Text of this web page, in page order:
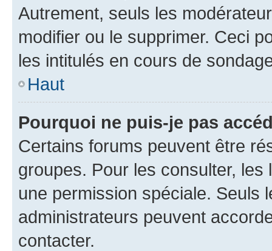
Autrement, seuls les
modifier ou le supprimer. Ceci
les intitulés en cours de
Haut
Pourquoi ne puis-je pas
Certains forums peuvent être
groupes. Pour les consulter,
une permission spéciale. Seuls
administrateurs peuvent
contacter.